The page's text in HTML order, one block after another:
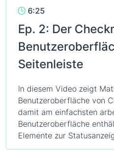
6:25
Ep. 2: Der
Seitenleiste
In diesem Video zeigt
Benutzeroberfläche von
damit am einfachsten
Benutzeroberfläche
Elemente zur